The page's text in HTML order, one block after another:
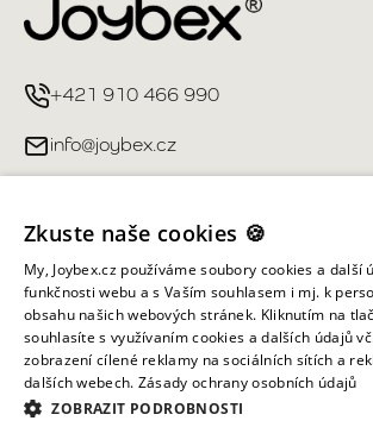
+421 910 466 990
info@joybex.cz
Můj účet
Informace obchodu
Všechna práva vyhrazena ©
Zkuste naše cookies 🍪
My, Joybex.cz používáme soubory cookies a další
funkčnosti webu a s Vaším souhlasem i mj. k
obsahu našich webových stránek. Kliknutím na
souhlasíte s využívaním cookies a dalších údajů
zobrazení cílené reklamy na sociálních sítích a
dalších webech. Zásady ochrany osobních údajů
ZOBRAZIT PODROBNOSTI